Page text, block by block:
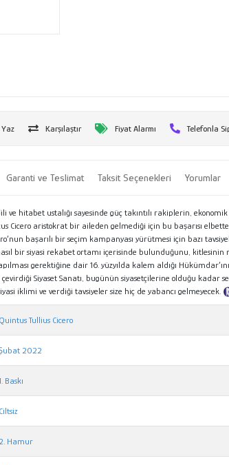
Karşılaştır Fiyat Alarmı Telefonla
Garanti ve Teslimat Taksit Seçenekleri Yorumlar
hitabet ustalığı sayesinde güç takıntılı rakiplerin,
Cicero aristokrat bir aileden gelmediği için bu başarısı
başarılı bir seçim kampanyası yürütmesi için bazı
bir siyasi rekabet ortamı içerisinde bulunduğunu,
gerektiğine dair 16. yüzyılda kalem aldığı
Siyaset Sanatı, bugünün siyasetçilerine olduğu kadar
iklimi ve verdiği tavsiyeler size hiç de yabancı gelmeyecek.
Quintus Tullius Cicero
2022
Baskı
Ciltsiz
2. Hamur